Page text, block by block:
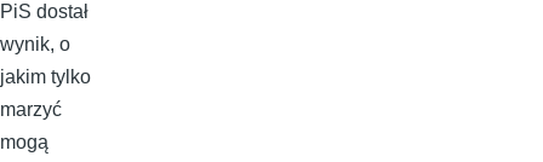
PiS dostał
wynik, o
jakim tylko
marzyć
mogą